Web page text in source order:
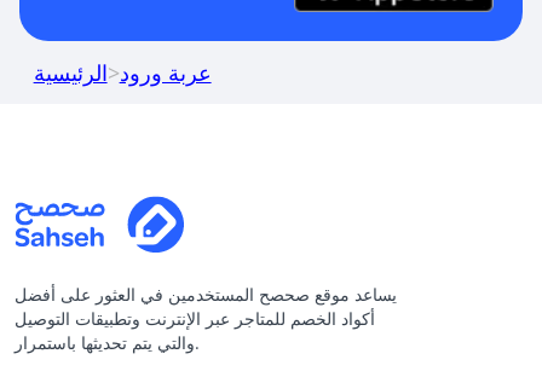
الرئيسية>عربة ورود
يساعد موقع صحصح المستخدمين في العثور على أفضل
أكواد الخصم للمتاجر عبر الإنترنت وتطبيقات التوصيل
والتي يتم تحديثها باستمرار.